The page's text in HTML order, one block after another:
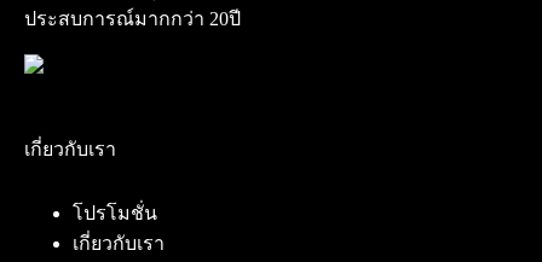
ประสบการณ์มากกว่า 20ปี
เกี่ยวกับเรา
โปรโมชั่น
เกี่ยวกับเรา